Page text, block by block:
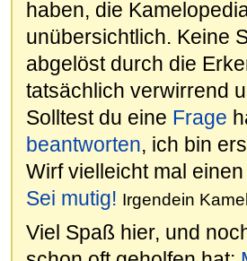
haben, die
unübersichtlich. Keine
abgelöst durch die
tatsächlich verwirrend
Solltest du eine Frage
beantworten, ich bin
Wirf vielleicht mal
Sei mutig! Irgendein
Viel Spaß hier, und